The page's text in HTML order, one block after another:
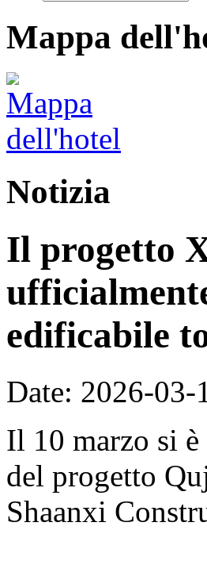
Mappa
Notizia
Il progetto
edificabile
Date: 2026-03-
Il 10 marzo si
del progetto
Shaanxi